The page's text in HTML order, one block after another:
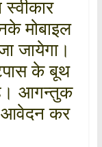
मोबाइल
जायेगा।
के बूथ
आगन्तुक
आवेदन कर